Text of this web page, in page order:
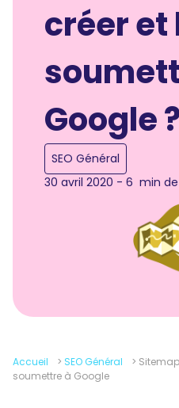
créer et
Google ?
SEO Général
30 avril 2020 - 6 min
Accueil > SEO Général >
soumettre à Google